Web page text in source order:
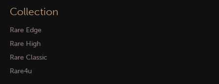
Collection
Rare Edge
Rare High
Rare Classic
Rare4u